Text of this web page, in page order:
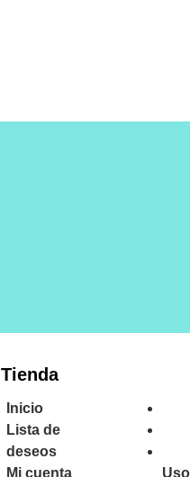
Tienda
Inicio
Lista de
deseos
Mi cuenta
Uso